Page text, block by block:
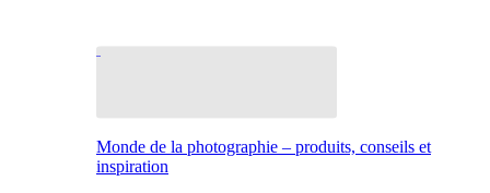
Monde de la photographie – produits, conseils et
inspiration